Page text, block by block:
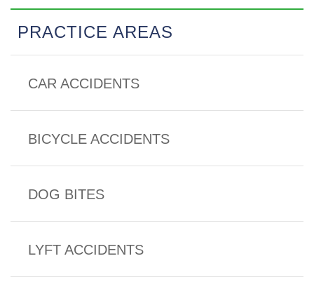
PRACTICE AREAS
CAR ACCIDENTS
BICYCLE ACCIDENTS
DOG BITES
LYFT ACCIDENTS